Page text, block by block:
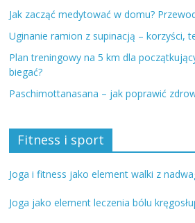
Jak zacząć medytować w domu?
Uginanie ramion z supinacją – korzyści,
Plan treningowy na 5 km dla
biegać?
Paschimottanasana – jak poprawić
Fitness i sport
Joga i fitness jako element walki z
Joga jako element leczenia bólu